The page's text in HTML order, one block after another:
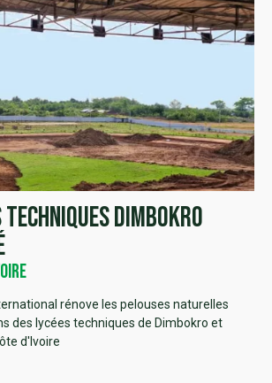
Techniques Dimbokro
rénove les pelouses naturelles
des lycées techniques de Dimbokro et
d'Ivoire